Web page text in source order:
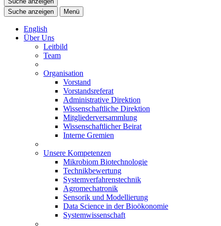
Suche anzeigen
Menü
English
Über Uns
Leitbild
Team
Organisation
Vorstand
Vorstandsreferat
Administrative Direktion
Wissenschaftliche Direktion
Mitgliederversammlung
Wissenschaftlicher Beirat
Interne Gremien
Unsere Kompetenzen
Mikrobiom Biotechnologie
Technikbewertung
Systemverfahrenstechnik
Agromechatronik
Sensorik und Modellierung
Data Science in der Bioökonomie
Systemwissenschaft